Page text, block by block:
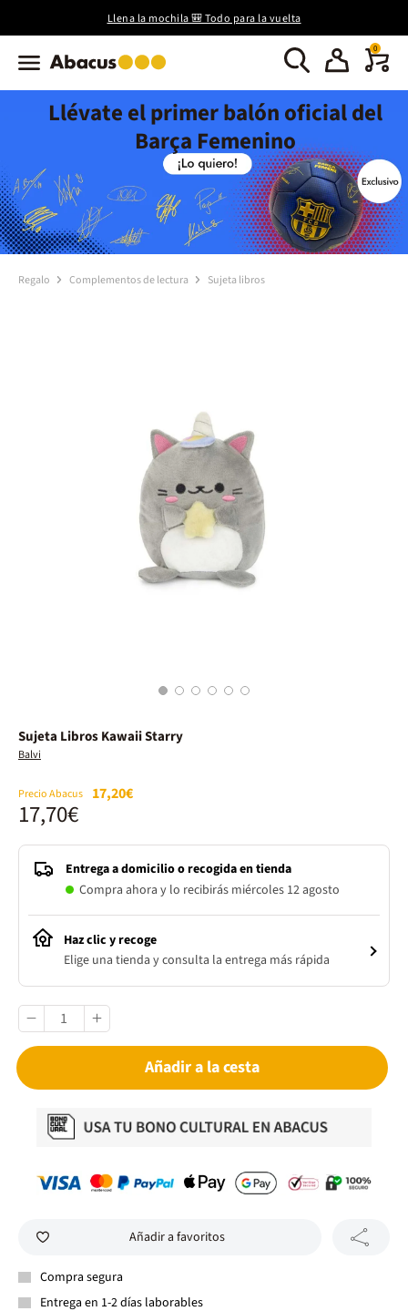
Llena la mochila 🎒 Todo para la vuelta
0
Llévate el primer balón oficial del
Barça Femenino
Regalo Complementos de lectura Sujeta libros
1 2 3 4 5 6
Sujeta Libros Kawaii Starry
Balvi
Precio Abacus 17,20€
17,70€
Entrega a domicilio o recogida en tienda
Compra ahora y lo recibirás miércoles 12 agosto
Haz clic y recoge
Elige una tienda y consulta la entrega más rápida
Añadir a la cesta
Añadir a favoritos
Compra segura
Entrega en 1-2 días laborables